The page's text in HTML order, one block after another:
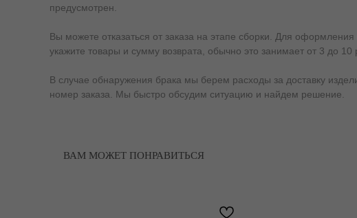
предусмотрен.
Вы можете отказаться от заказа на этапе сборки. Для
укажите товары и сумму возврата, обычно это занимает от 3 до 10
В случае обнаружения брака мы берем расходы за доставку
номер заказа. Мы быстро обсудим ситуацию и найдем решение.
ВАМ МОЖЕТ ПОНРАВИТЬСЯ